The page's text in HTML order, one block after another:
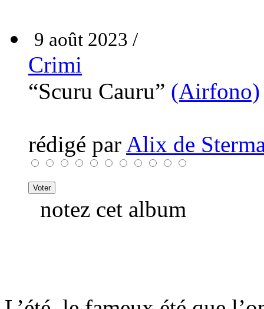
9 août 2023 /
Crimi
“Scuru Cauru” (Airfono)
rédigé par Alix de
notez cet album